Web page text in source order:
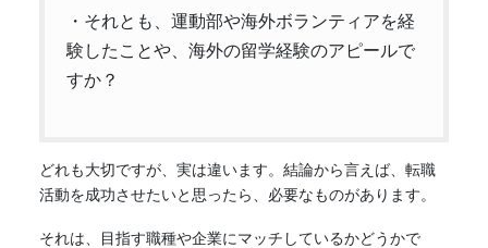
・それとも、運動部や海外ボランティアを経
験したことや、海外の留学経験のアピールで
すか？
どれも大切ですが、実は違います。結論から言えば、転職
活動を成功させたいと思ったら、必要なものがあります。
それは、目指す職種や企業にマッチ しているかどうかで